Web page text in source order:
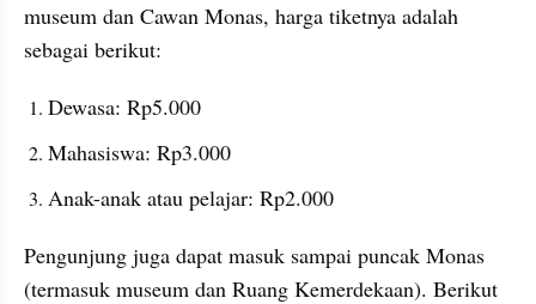
museum dan Cawan Monas, harga tiketnya adalah
sebagai berikut:
Dewasa: Rp5.000
Mahasiswa: Rp3.000
Anak-anak atau pelajar: Rp2.000
Pengunjung juga dapat masuk sampai puncak Monas
(termasuk museum dan Ruang Kemerdekaan). Berikut